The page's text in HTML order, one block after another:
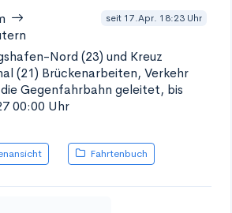
seit 17.Apr. 18:23 Uhr
Nord (23) und Kreuz
(21) Brückenarbeiten, Verkehr
Gegenfahrbahn geleitet, bis
00:00 Uhr
Fahrtenbuch